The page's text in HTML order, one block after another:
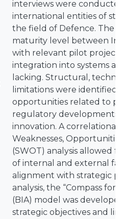
interviews were
international entities of
the field of Defence. The
maturity level between
with relevant pilot
integration into systems
lacking. Structural,
limitations were identified,
opportunities related to
regulatory developments,
innovation. A correlational
Weaknesses,
(SWOT) analysis allowed
of internal and external
alignment with strategic
analysis, the “Compass for
(BIA) model was
strategic objectives and